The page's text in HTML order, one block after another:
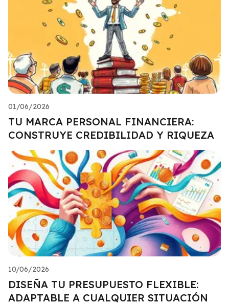
01/06/2026
TU MARCA PERSONAL FINANCIERA:
CONSTRUYE CREDIBILIDAD Y RIQUEZA
10/06/2026
DISEÑA TU PRESUPUESTO FLEXIBLE:
ADAPTABLE A CUALQUIER SITUACIÓN